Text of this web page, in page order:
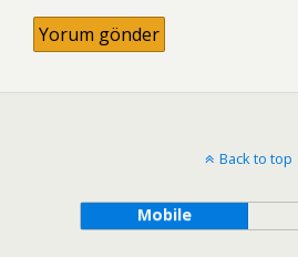
Back to top
Mobile